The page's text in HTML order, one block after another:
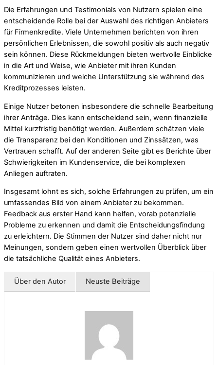
Die Erfahrungen und Testimonials von Nutzern spielen eine
entscheidende Rolle bei der Auswahl des richtigen Anbieters
für Firmenkredite. Viele Unternehmen berichten von ihren
persönlichen Erlebnissen, die sowohl positiv als auch negativ
sein können. Diese Rückmeldungen bieten wertvolle Einblicke
in die Art und Weise, wie Anbieter mit ihren Kunden
kommunizieren und welche Unterstützung sie während des
Kreditprozesses leisten.
Einige Nutzer betonen insbesondere die schnelle Bearbeitung
ihrer Anträge. Dies kann entscheidend sein, wenn finanzielle
Mittel kurzfristig benötigt werden. Außerdem schätzen viele
die Transparenz bei den Konditionen und Zinssätzen, was
Vertrauen schafft. Auf der anderen Seite gibt es Berichte über
Schwierigkeiten im Kundenservice, die bei komplexen
Anliegen auftraten.
Insgesamt lohnt es sich, solche Erfahrungen zu prüfen, um ein
umfassendes Bild von einem Anbieter zu bekommen.
Feedback aus erster Hand kann helfen, vorab potenzielle
Probleme zu erkennen und damit die Entscheidungsfindung
zu erleichtern. Die Stimmen der Nutzer sind daher nicht nur
Meinungen, sondern geben einen wertvollen Überblick über
die tatsächliche Qualität eines Anbieters.
Über den Autor Neuste Beiträge